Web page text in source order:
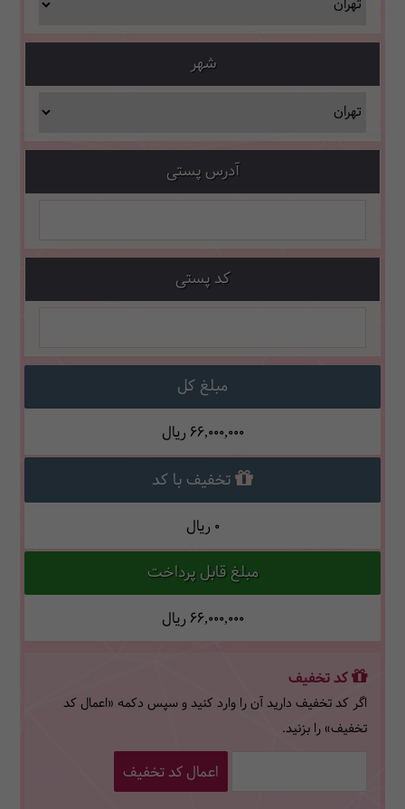
شهر
آدرس پستی
کد پستی
مبلغ کل
66,000,000 ریال
تخفیف با کد
0 ریال
مبلغ قابل پرداخت
66,000,000 ریال
کد تخفیف
اگر کد تخفیف دارید آن را وارد کنید و سپس دکمه «اعمال کد
تخفیف» را بزنید.
اعمال کد تخفیف